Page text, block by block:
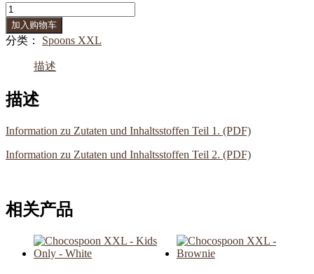
Chocospoon
XXL
-
Espresso
加入购物车
分类： Spoons XXL
描述
描述
Information zu Zutaten und Inhaltsstoffen Teil 1. (PDF)
Information zu Zutaten und Inhaltsstoffen Teil 2. (PDF)
相关产品